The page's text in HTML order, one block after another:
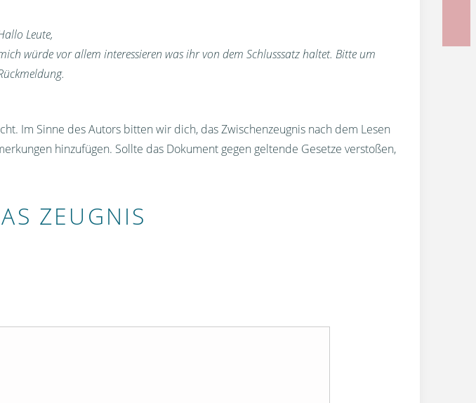
Leute,
würde vor allem interessieren was ihr von dem Schlusssatz haltet. Bitte um
Im Sinne des Autors bitten wir dich, das Zwischenzeugnis nach dem Lesen
hinzufügen. Sollte das Dokument gegen geltende Gesetze verstoßen,
ZEUGNIS